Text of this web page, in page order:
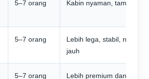
5–7 orang Kabin nyaman, tampilan
5–7 orang
Lebih lega, stabil,
jauh
5–7 orang Lebih premium dan